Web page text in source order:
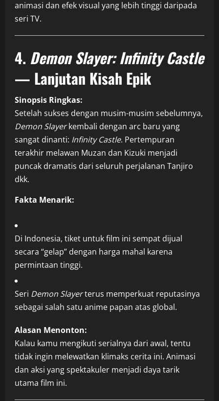
animasi dan efek visual yang lebih tinggi daripada
seri TV.
4. Demon Slayer: Infinity Castle
— Lanjutan Kisah Epik
Sinopsis Ringkas:
Setelah sukses dengan musim-musim sebelumnya,
Demon Slayerkembali dengan arc baru yang
sangat dinanti: Infinity Castle. Pertempuran
terakhir melawan Muzan dan Kizuki menjadi
puncak dramatis dari seluruh perjalanan Tanjiro
dkk.
Fakta Menarik:
Di Indonesia, tiket untuk film ini sempat dijual
secara “gelap” dengan harga mahal karena
permintaan tinggi.
Seri Demon Slayerterus memperkuat reputasinya
sebagai salah satu anime papan atas global.
Alasan Menonton:
Kalau kamu mengikuti serialnya dari awal, tentu
tidak ingin melewatkan klimaks cerita ini. Animasi
dan aksi yang spektakuler menjadi daya tarik
utama film ini.